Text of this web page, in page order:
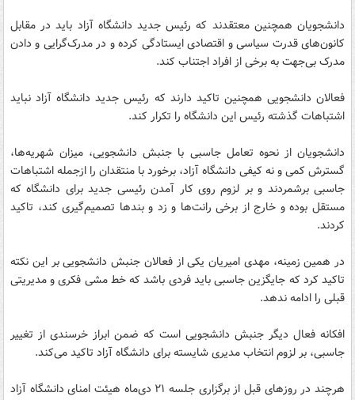
دانشجویان همچنین معتقدند که رئیس جدید دانشگاه آزاد باید در مقابل
کانون‌های قدرت سیاسی و اقتصادی ایستادگی کرده و در مدرک‌گرایی و دادن
مدرک بی‌جهت به برخی از افراد اجتناب کند.
فعالان دانشجویی همچنین تاکید دارند که رئیس جدید دانشگاه آزاد نباید
اشتباهات گذشته رئیس این دانشگاه را تکرار کند.
دانشجویان از نحوه تعامل جاسبی با جنبش دانشجویی، میزان شهریه‌ها،
گسترش کمی و نه کیفی دانشگاه آزاد، برخورد با منتقدان را ازجمله اشتباهات
جاسبی برشمردند و بر لزوم روی کار آمدن رئیسی جدید برای دانشگاه که
مستقل بوده و خارج از برخی رانت‌ها و زد و بندها تصمیم‌گیری کند، تاکید
کردند.
در همین زمینه، مهدی امیریان یکی از فعالان جنبش دانشجویی بر این نکته
تاکید کرد که جایگزین جاسبی باید فردی باشد که خط مشی فکری و مدیریتی
قبلی را ادامه ندهد.
افکانه فعال دیگر جنبش دانشجویی است که ضمن ابراز خرسندی از تغییر
جاسبی، بر لزوم انتخاب مدیری شایسته برای دانشگاه آزاد تاکید می‌کند.
هرچند در روزهای قبل از برگزاری جلسه ۲۱ دی‌ماه هیئت امنای دانشگاه آزاد